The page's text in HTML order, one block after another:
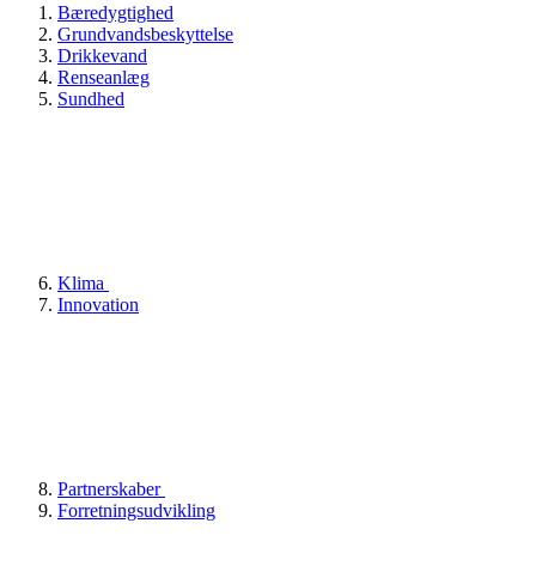
Bæredygtighed
Grundvandsbeskyttelse
Drikkevand
Renseanlæg
Sundhed
Klima
Innovation
Partnerskaber
Forretningsudvikling